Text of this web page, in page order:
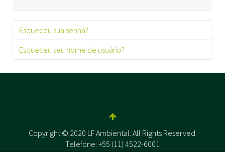
Esqueceu sua senha?
Esqueceu seu nome de usuário?
Copyright © 2020 LF Ambiental. All Rights Reserved.
Telefone: +55 (11) 4522-6001